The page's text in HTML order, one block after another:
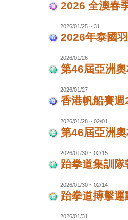
2026 全澳春
2026/01/25 ~ 31
2026年泰國
2026/01/26
第46屆亞洲
2026/01/27
香港帆船賽
2026/01/28 ~ 02/01
第46屆亞洲
2026/01/30 ~ 02/15
跆拳道集訓
2026/01/30 ~ 02/14
跆拳道搏擊
2026/01/31